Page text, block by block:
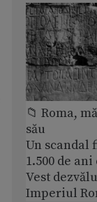
📁 Roma,
său
Un scandal
1.500 de
Vest
Imperiul